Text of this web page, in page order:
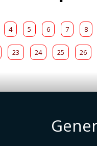
4 5 6 7 8
23 24 25 26